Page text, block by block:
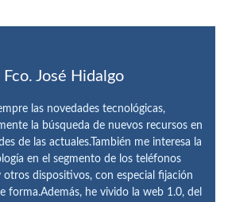
Fco. José Hidalgo
las novedades tecnológicas,
la búsqueda de nuevos recursos en
de las actuales.También me interesa la
en el segmento de los teléfonos
otros dispositivos, con especial fijación
forma.Además, he vivido la web 1.0, del